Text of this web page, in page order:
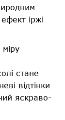
іржі
стане
відтінки
яскраво-